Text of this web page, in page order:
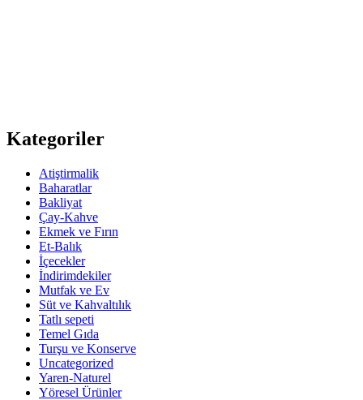
Kategoriler
Atiştirmalik
Baharatlar
Bakliyat
Çay-Kahve
Ekmek ve Fırın
Et-Balık
İçecekler
İndirimdekiler
Mutfak ve Ev
Süt ve Kahvaltılık
Tatlı sepeti
Temel Gıda
Turşu ve Konserve
Uncategorized
Yaren-Naturel
Yöresel Ürünler